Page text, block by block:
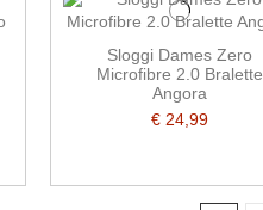
Sloggi Dames Zero
Microfibre 2.0 Bralette
Angora
€ 24,99